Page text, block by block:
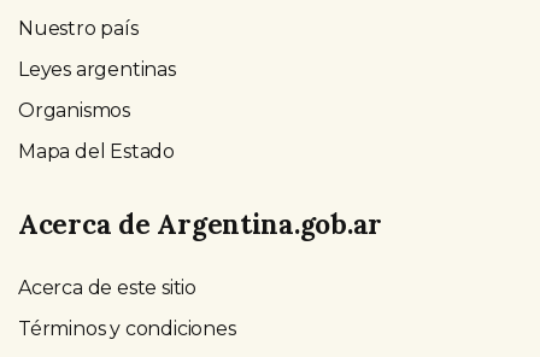
Nuestro país
Leyes argentinas
Organismos
Mapa del Estado
Acerca de Argentina.gob.ar
Acerca de este sitio
Términos y condiciones